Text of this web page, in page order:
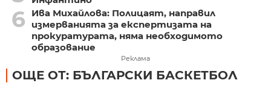
6
Ива Михайлова: Полицаят, направил
измерванията за експертизата на
прокуратурата, няма необходимото
образование
Реклама
ОЩЕ ОТ: БЪЛГАРСКИ БАСКЕТБОЛ